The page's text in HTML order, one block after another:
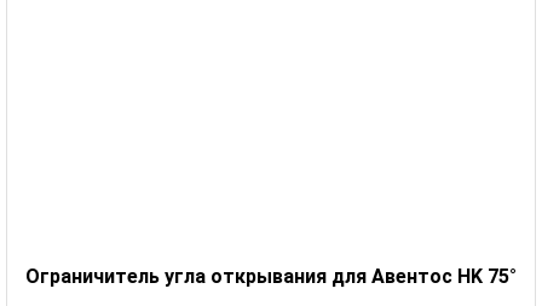
Ограничитель угла открывания для Авентос HK 75°